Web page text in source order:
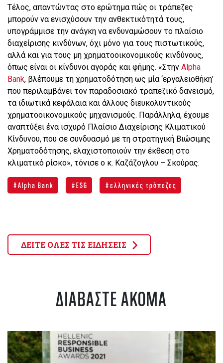
Τέλος, απαντώντας στο ερώτημα πώς οι τράπεζες
μπορούν να ενισχύσουν την ανθεκτικότητά τους,
υπογράμμισε την ανάγκη να ενδυναμώσουν το πλαίσιο
διαχείρισης κινδύνων, όχι μόνο για τους πιστωτικούς,
αλλά και για τους μη χρηματοοικονομικούς κινδύνους,
όπως είναι οι κίνδυνοι αγοράς και φήμης. «Στην Alpha
Bank, βλέπουμε τη χρηματοδότηση ως μία ‘εργαλειοθήκη’
που περιλαμβάνει τον παραδοσιακό τραπεζικό δανεισμό,
τα ιδιωτικά κεφάλαια και άλλους διευκολυντικούς
χρηματοοικονομικούς μηχανισμούς. Παράλληλα, έχουμε
αναπτύξει ένα ισχυρό Πλαίσιο Διαχείρισης Κλιματικού
Κίνδυνου, που σε συνδυασμό με τη στρατηγική Βιώσιμης
Χρηματοδότησης, ελαχιστοποιούν την έκθεση στο
κλιματικό ρίσκο», τόνισε ο κ. Καζάζογλου – Σκούρας.
Alpha Bank ESG ελληνικές τράπεζες
ΔΕΙΤΕ ΟΛΕΣ ΤΙΣ ΕΙΔΗΣΕΙΣ
ΔΙΑΒΑΣΤΕ ΑΚΟΜΑ